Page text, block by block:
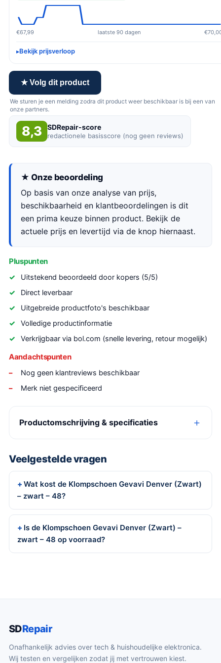
€67,99 laatste 90 dagen
Bekijk prijsverloop
★ Volg dit product
We sturen je een melding zodra dit product weer beschikbaar is bij een van
onze partners.
8,3 SDRepair-score
redactionele basisscore (nog geen reviews)
★ Onze beoordeling
Op basis van onze analyse van prijs,
beschikbaarheid en klantbeoordelingen is dit
een prima keuze binnen product. Bekijk de
actuele prijs en levertijd via de knop hiernaast.
Pluspunten
Uitstekend beoordeeld door kopers (5/5)
Direct leverbaar
Uitgebreide productfoto's beschikbaar
Volledige productinformatie
Verkrijgbaar via bol.com (snelle levering, retour mogelijk)
Aandachtspunten
Nog geen klantreviews beschikbaar
Merk niet gespecificeerd
Productomschrijving & specificaties
Veelgestelde vragen
Wat kost de Klompschoen Gevavi Denver (Zwart)
– zwart – 48?
Is de Klompschoen Gevavi Denver (Zwart) –
zwart – 48 op voorraad?
SDRepair
Onafhankelijk advies over tech & huishoudelijke elektronica.
Wij testen en vergelijken zodat jij met vertrouwen kiest.